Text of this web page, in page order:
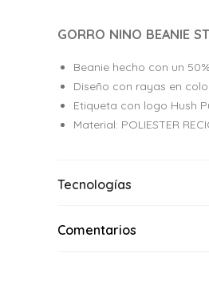
GORRO NINO BEANIE
Beanie hecho con un
Diseño con rayas en
Etiqueta con logo Hush
Material: POLIESTER
Tecnologías
Comentarios